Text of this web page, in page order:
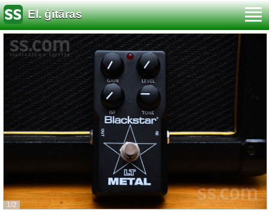
El. ģitāras
1/2